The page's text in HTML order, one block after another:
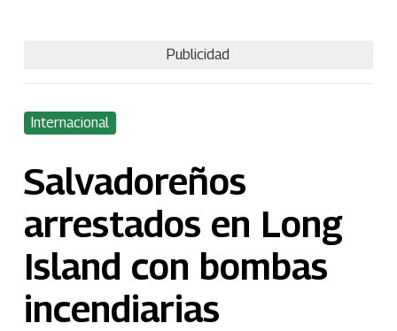
Publicidad
Internacional
Salvadoreños
arrestados en Long
Island con bombas
incendiarias